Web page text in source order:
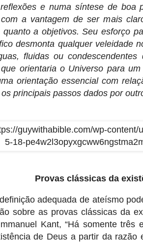
e numa síntese de boa
a vantagem de ser mais
quanto a objetivos. Seu esforço
desmonta qualquer veleidade
fluidas ou
orientaria o Universo para
orientação essencial com
principais passos dados por
Provas clássicas da
adequada de ateísmo
sobre as provas clássicas da
Kant, “Há somente três
de Deus a partir da razão